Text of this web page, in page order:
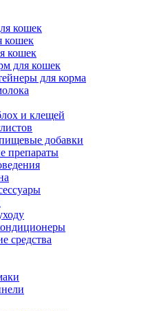
кошек
кошек
кошек
для кошек
для корма
и клещей
добавки
препараты
средства